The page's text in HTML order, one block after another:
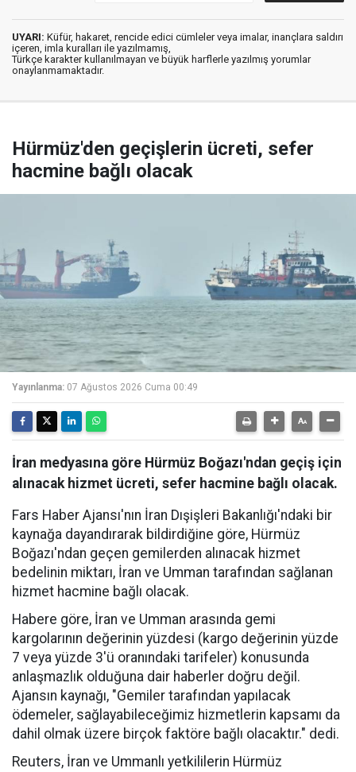
UYARI: Küfür, hakaret, rencide edici cümleler veya imalar, inançlara saldırı
içeren, imla kuralları ile yazılmamış,
Türkçe karakter kullanılmayan ve büyük harflerle yazılmış yorumlar
onaylanmamaktadır.
Hürmüz'den geçişlerin ücreti, sefer
hacmine bağlı olacak
Yayınlanma: 07 Ağustos 2026 Cuma 00:49
İran medyasına göre Hürmüz Boğazı'ndan geçiş için
alınacak hizmet ücreti, sefer hacmine bağlı olacak.
Fars Haber Ajansı'nın İran Dışişleri Bakanlığı'ndaki bir
kaynağa dayandırarak bildirdiğine göre, Hürmüz
Boğazı'ndan geçen gemilerden alınacak hizmet
bedelinin miktarı, İran ve Umman tarafından sağlanan
hizmet hacmine bağlı olacak.
Habere göre, İran ve Umman arasında gemi
kargolarının değerinin yüzdesi (kargo değerinin yüzde
7 veya yüzde 3'ü oranındaki tarifeler) konusunda
anlaşmazlık olduğuna dair haberler doğru değil.
Ajansın kaynağı, "Gemiler tarafından yapılacak
ödemeler, sağlayabileceğimiz hizmetlerin kapsamı da
dahil olmak üzere birçok faktöre bağlı olacaktır." dedi.
Reuters, İran ve Ummanlı yetkililerin Hürmüz